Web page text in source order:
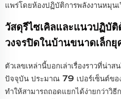
แพร่โดยห้องปฏิบัติการพลังงานหมุน
วัสดุรีไซเคิลและแนวปฏิบั
วงจรปิดในบ้านขนาดเล็กยุ
ตัวเลขเหล่านี้บอกเล่าเรื่องราวที่น่า
ปัจจุบัน ประมาณ 79 เปอร์เซ็นต์ขอ
ทำให้สามารถถอดแยกได้ง่ายกว่าวิธี